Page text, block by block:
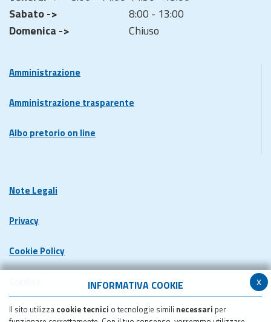
x
INFORMATIVA COOKIE
Il sito utilizza cookie tecnici o tecnologie simili necessari per
Sabato ->
8:00 - 13:00
Domenica ->
Chiuso
Amministrazione
Amministrazione trasparente
Albo pretorio on line
Note Legali
Privacy
Cookie Policy
Dichiarazione di accessibilita'